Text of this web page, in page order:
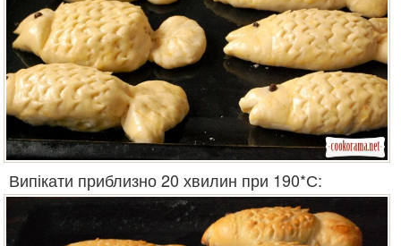
Випікати приблизно 20 хвилин при 190*С: